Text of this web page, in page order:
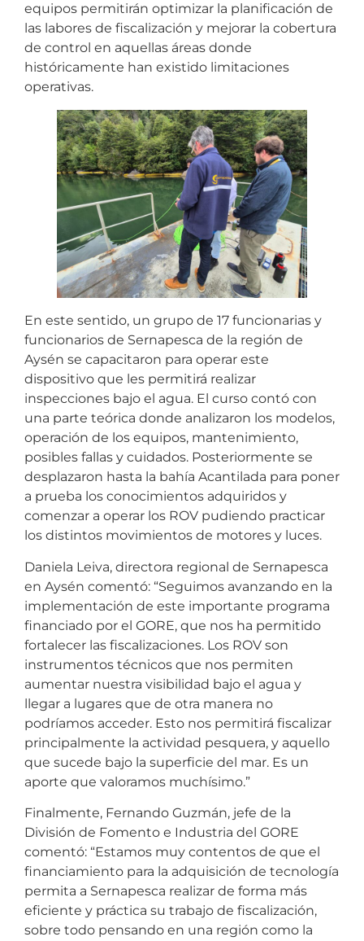
equipos permitirán optimizar la planificación de
las labores de fiscalización y mejorar la cobertura
de control en aquellas áreas donde
históricamente han existido limitaciones
operativas.
En este sentido, un grupo de 17 funcionarias y
funcionarios de Sernapesca de la región de
Aysén se capacitaron para operar este
dispositivo que les permitirá realizar
inspecciones bajo el agua. El curso contó con
una parte teórica donde analizaron los modelos,
operación de los equipos, mantenimiento,
posibles fallas y cuidados. Posteriormente se
desplazaron hasta la bahía Acantilada para poner
a prueba los conocimientos adquiridos y
comenzar a operar los ROV pudiendo practicar
los distintos movimientos de motores y luces.
Daniela Leiva, directora regional de Sernapesca
en Aysén comentó: “Seguimos avanzando en la
implementación de este importante programa
financiado por el GORE, que nos ha permitido
fortalecer las fiscalizaciones. Los ROV son
instrumentos técnicos que nos permiten
aumentar nuestra visibilidad bajo el agua y
llegar a lugares que de otra manera no
podríamos acceder. Esto nos permitirá fiscalizar
principalmente la actividad pesquera, y aquello
que sucede bajo la superficie del mar. Es un
aporte que valoramos muchísimo.”
Finalmente, Fernando Guzmán, jefe de la
División de Fomento e Industria del GORE
comentó: “Estamos muy contentos de que el
financiamiento para la adquisición de tecnología
permita a Sernapesca realizar de forma más
eficiente y práctica su trabajo de fiscalización,
sobre todo pensando en una región como la